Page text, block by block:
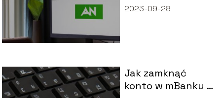
2023-09-28
Jak zamknąć
konto w mBanku –